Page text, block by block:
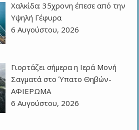
Χαλκίδα: 35χρονη έπεσε από την
Υψηλή Γέφυρα
6 Αυγούστου, 2026
Γιορτάζει σήμερα η Ιερά Μονή
Σαγματά στο Ύπατο Θηβών-
ΑΦΙΕΡΩΜΑ
6 Αυγούστου, 2026